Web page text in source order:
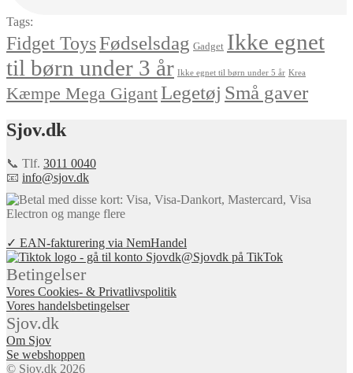
Tags:
Fidget ToysFødselsdag Gadget Ikke egnet
til børn under 3 år Ikke egnet til børn under 5 år Krea
Kæmpe Mega GigantLegetøj Små gaver
Sjov.dk
📞 Tlf. 3011 0040
📧 info@sjov.dk
✓ EAN-fakturering via NemHandel
@Sjovdk på TikTok
Betingelser
Vores Cookies- & Privatlivspolitik
Vores handelsbetingelser
Sjov.dk
Om Sjov
Se webshoppen
© Sjov.dk 2026